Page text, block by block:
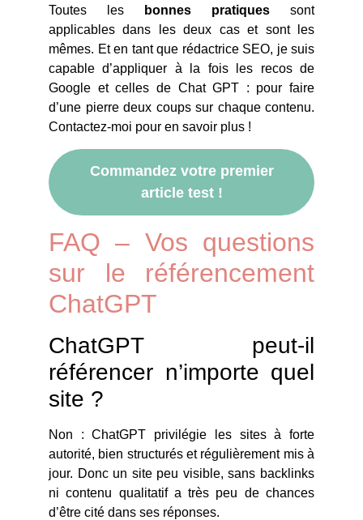
Toutes les bonnes pratiques sont
applicables dans les deux cas et sont les
mêmes. Et en tant que rédactrice SEO, je suis
capable d’appliquer à la fois les recos de
Google et celles de Chat GPT : pour faire
d’une pierre deux coups sur chaque contenu.
Contactez-moi pour en savoir plus !
Commandez votre premier
article test !
FAQ – Vos questions
sur le référencement
ChatGPT
ChatGPT peut-il
référencer n’importe quel
site ?
Non : ChatGPT privilégie les sites à forte
autorité, bien structurés et régulièrement mis à
jour. Donc un site peu visible, sans backlinks
ni contenu qualitatif a très peu de chances
d’être cité dans ses réponses.